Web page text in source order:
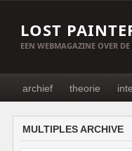
LOST
EEN WEBMAGAZINE OVER
archief theorie
MULTIPLES ARCHIVE